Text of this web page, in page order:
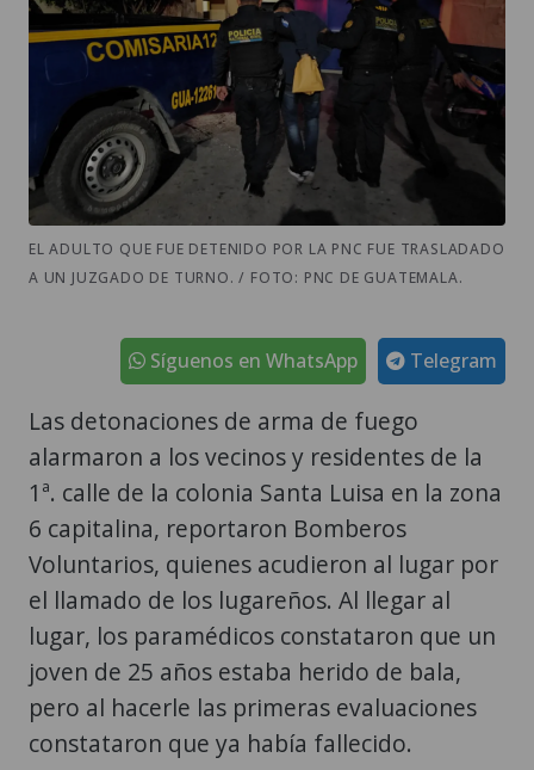
EL ADULTO QUE FUE DETENIDO POR LA PNC FUE TRASLADADO
A UN JUZGADO DE TURNO. / FOTO: PNC DE GUATEMALA.
Telegram
Síguenos en WhatsApp
Las detonaciones de arma de fuego
alarmaron a los vecinos y residentes de la
1ª. calle de la colonia Santa Luisa en la zona
6 capitalina, reportaron Bomberos
Voluntarios, quienes acudieron al lugar por
el llamado de los lugareños. Al llegar al
lugar, los paramédicos constataron que un
joven de 25 años estaba herido de bala,
pero al hacerle las primeras evaluaciones
constataron que ya había fallecido.